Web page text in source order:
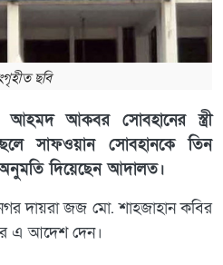
ছবি
আহমদ আকবর সোবহানের স্ত্রী
সাফওয়ান সোবহানকে তিন
দিয়েছেন আদালত।
দায়রা জজ মো. শাহজাহান কবির
এ আদেশ দেন।